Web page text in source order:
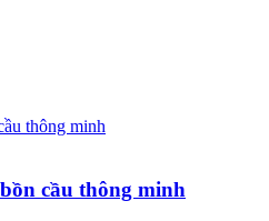
cầu thông minh